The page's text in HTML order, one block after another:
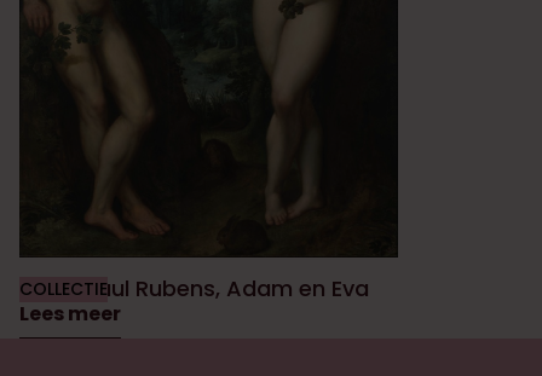
COLLECTIE
Peter Paul Rubens, Adam en Eva
Lees meer